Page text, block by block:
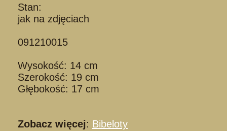
Stan:
jak na zdjęciach
091210015
Wysokość: 14 cm
Szerokość: 19 cm
Głębokość: 17 cm
Zobacz więcej: Bibeloty